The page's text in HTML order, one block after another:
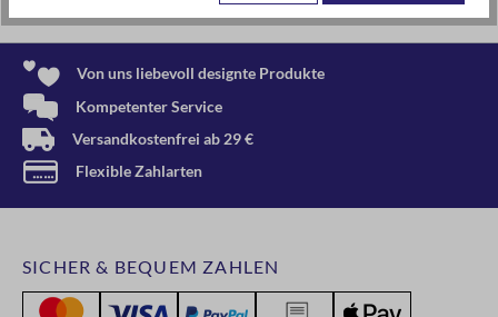
Von uns liebevoll designte Produkte
Kompetenter Service
Versandkostenfrei ab 29 €
Flexible Zahlarten
SICHER & BEQUEM ZAHLEN